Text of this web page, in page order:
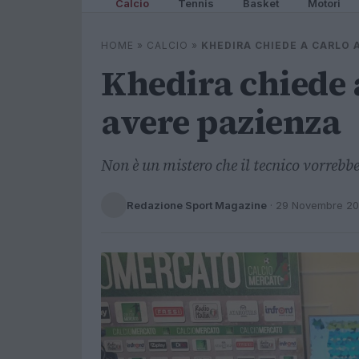
Calcio Tennis Basket Motori
HOME » CALCIO » KHEDIRA CHIEDE A CARLO
Khedira
avere pazienza
Non è un mistero che il tecnico
Redazione Sport Magazine · 29 Novembre